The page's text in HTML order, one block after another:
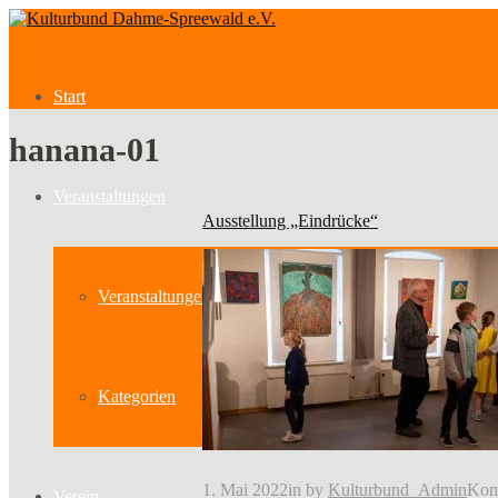
Start
Veranstaltungen
Veranstaltungen
Kategorien
hanana-01
Ausstellung „Eindrücke“
1. Mai 2022in by Kulturbund_Admin